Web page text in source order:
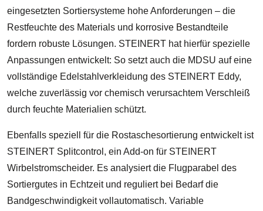
eingesetzten Sortiersysteme hohe Anforderungen – die
Restfeuchte des Materials und korrosive Bestandteile
fordern robuste Lösungen. STEINERT hat hierfür spezielle
Anpassungen entwickelt: So setzt auch die MDSU auf eine
vollständige Edelstahlverkleidung des STEINERT Eddy,
welche zuverlässig vor chemisch verursachtem Verschleiß
durch feuchte Materialien schützt.
Ebenfalls speziell für die Rostaschesortierung entwickelt ist
STEINERT Splitcontrol, ein Add-on für STEINERT
Wirbelstromscheider. Es analysiert die Flugparabel des
Sortiergutes in Echtzeit und reguliert bei Bedarf die
Bandgeschwindigkeit vollautomatisch. Variable